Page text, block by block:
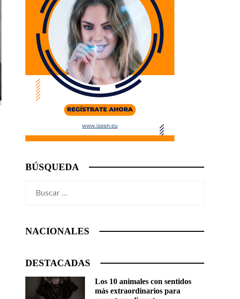
BÚSQUEDA
NACIONALES
DESTACADAS
Los 10 animales con sentidos
más extraordinarios para